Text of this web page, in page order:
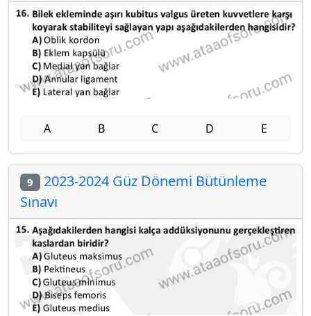
A B C D E
9 2023-2024 Güz Dönemi Bütünleme
Sınavı